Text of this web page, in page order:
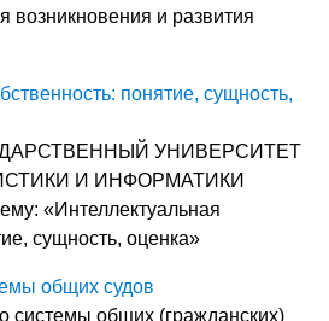
возникновения и развития
понятие, сущность,
УНИВЕРСИТЕТ
И ИНФОРМАТИКИ
«Интеллектуальная
сущность, оценка»
общих судов
системы общих (гражданских)